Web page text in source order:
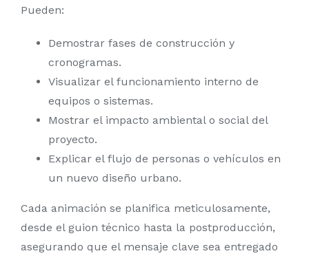
Pueden:
Demostrar fases de construcción y
cronogramas.
Visualizar el funcionamiento interno de
equipos o sistemas.
Mostrar el impacto ambiental o social del
proyecto.
Explicar el flujo de personas o vehículos en
un nuevo diseño urbano.
Cada animación se planifica meticulosamente,
desde el guion técnico hasta la postproducción,
asegurando que el mensaje clave sea entregado